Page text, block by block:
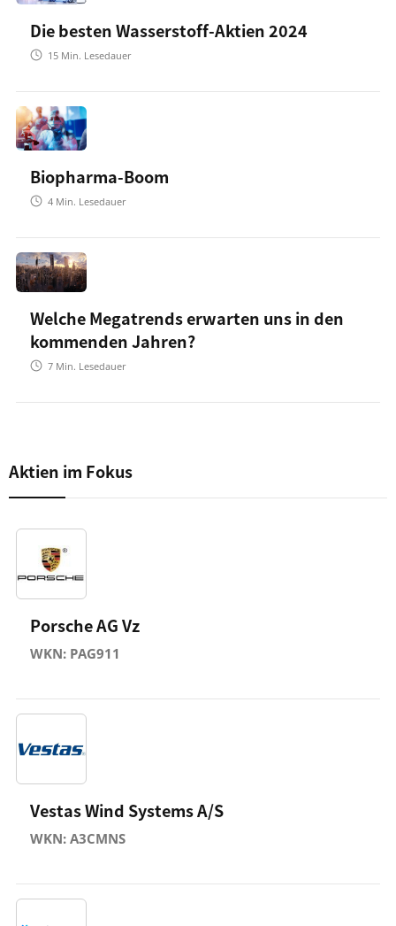
Die besten Wasserstoff-Aktien 2024
15 Min. Lesedauer
Biopharma-Boom
4 Min. Lesedauer
Welche Megatrends erwarten uns in den
kommenden Jahren?
7 Min. Lesedauer
Aktien im Fokus
Porsche AG Vz
WKN: PAG911
Vestas Wind Systems A/S
WKN: A3CMNS